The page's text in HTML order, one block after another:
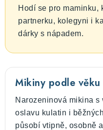
Hodí se pro maminku,
partnerku, kolegyni i
dárky s nápadem.
Mikiny podle věku
Narozeninová mikina
oslavu kulatin i
působí vtipně, osobně